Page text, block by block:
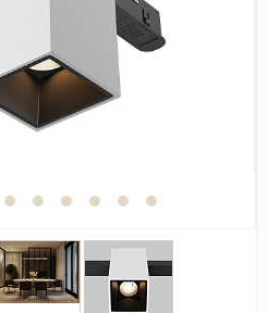
Камень
Оникс
Поверхность
Матовая
Лаппатированная